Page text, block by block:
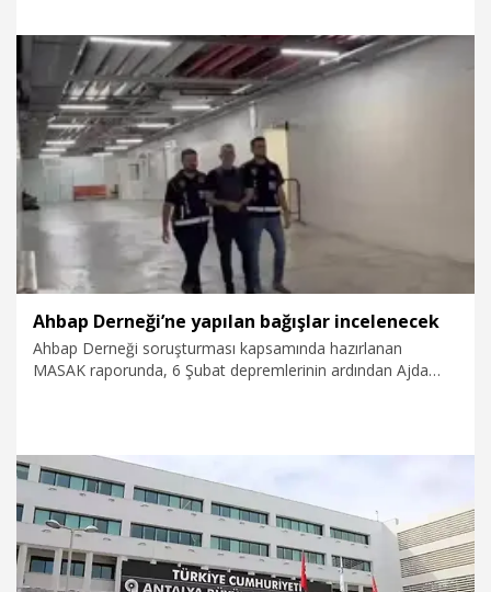
6.08.2026 Gündem
Ahbap Derneği’ne yapılan bağışlar incelenecek
Ahbap Derneği soruşturması kapsamında hazırlanan
MASAK raporunda, 6 Şubat depremlerinin ardından Ajda
amacıyla gönderildiği değerlendirilen paraların hangi kişi ve
şirketlere aktarıldığını, muhasebe kayıtlarına işlenip
işlenmediği ve kampanyada belirtilen amaçlar
doğrultusunda kullanılıp kullanılmadığı araştıracak.
6.08.2026 Gündem